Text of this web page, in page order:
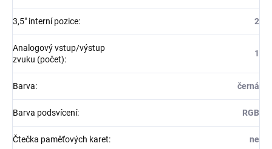
3,5" interní pozice: 2
Analogový vstup/výstup
zvuku (počet):
1
Barva: černá
Barva podsvícení: RGB
Čtečka paměťových karet: ne